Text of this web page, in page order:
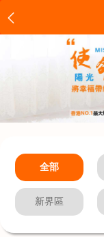
全部
新界區